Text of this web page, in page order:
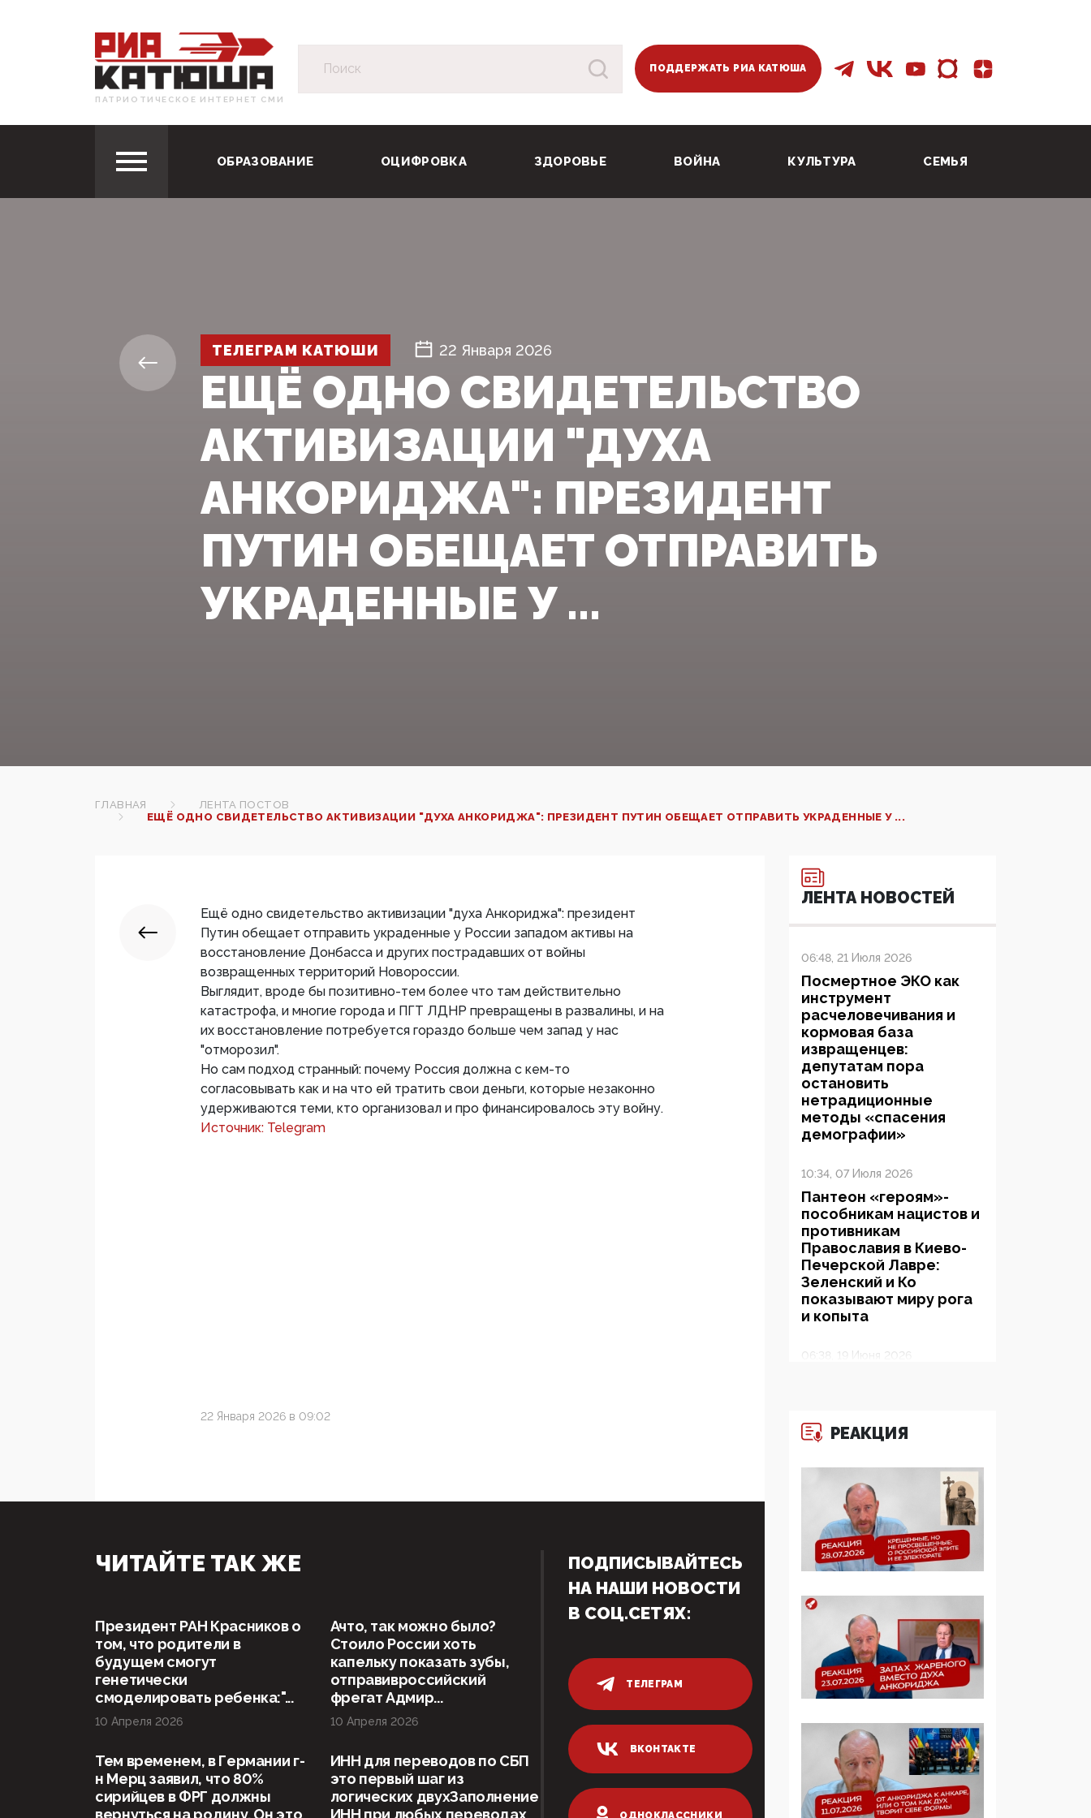
ПАТРИОТИЧЕСКОЕ ИНТЕРНЕТ СМИ
ПОДДЕРЖАТЬ РИА КАТЮША
ОБРАЗОВАНИЕ ОЦИФРОВКА ЗДОРОВЬЕ ВОЙНА КУЛЬТУРА СЕМЬЯ
ТЕЛЕГРАМ КАТЮШИ 22 Января 2026
ЕЩЁ ОДНО СВИДЕТЕЛЬСТВО
АКТИВИЗАЦИИ "ДУХА
АНКОРИДЖА": ПРЕЗИДЕНТ
ПУТИН ОБЕЩАЕТ ОТПРАВИТЬ
УКРАДЕННЫЕ У ...
ГЛАВНАЯ
ЛЕНТА ПОСТОВ
ЕЩЁ ОДНО СВИДЕТЕЛЬСТВО АКТИВИЗАЦИИ "ДУХА АНКОРИДЖА": ПРЕЗИДЕНТ ПУТИН ОБЕЩАЕТ ОТПРАВИТЬ УКРАДЕННЫЕ У ...
Ещё одно свидетельство активизации "духа Анкориджа": президент
Путин обещает отправить украденные у России западом активы на
восстановление Донбасса и других пострадавших от войны
возвращенных территорий Новороссии.
Выглядит, вроде бы позитивно-тем более что там действительно
катастрофа, и многие города и ПГТ ЛДНР превращены в развалины, и на
их восстановление потребуется гораздо больше чем запад у нас
"отморозил".
Но сам подход странный: почему Россия должна с кем-то
согласовывать как и на что ей тратить свои деньги, которые незаконно
удерживаются теми, кто организовал и про финансировалось эту войну.
Источник: Telegram
22 Января 2026 в 09:02
ЛЕНТА НОВОСТЕЙ
06:48, 21 Июля 2026
Посмертное ЭКО как
инструмент
расчеловечивания и
кормовая база
извращенцев:
депутатам пора
остановить
нетрадиционные
методы «спасения
демографии»
10:34, 07 Июля 2026
Пантеон «героям»-
пособникам нацистов и
противникам
Православия в Киево-
Печерской Лавре:
Зеленский и Ко
показывают миру рога
и копыта
06:38, 19 Июня 2026
опекуны получают из
бюджета в 100 раз
больше, чем кровные
многодетные семьи
05:00, 13 Июня 2026
Разбор учебника
Обществознания под
суверенитет,
традиционные
ценности и немного
двоемыслия
11:53, 09 Июня 2026
увидела
экстремистскую
деятельность ИИТО
ЮНЕСКО в России, но
цифроглобалисты
продолжают
РЕАКЦИЯ
ЧИТАЙТЕ ТАК ЖЕ
Президент РАН Красников о
том, что родители в
будущем смогут
генетически
смоделировать ребенка:"...
10 Апреля 2026
Ачто, так можно было?
Стоило России хоть
капельку показать зубы,
отправивроссийский
фрегат Адмир...
10 Апреля 2026
Тем временем, в Германии г-
н Мерц заявил, что 80%
сирийцев в ФРГ должны
вернуться на родину. Он это
ИНН для переводов по СБП
это первый шаг из
логических двухЗаполнение
ИНН при любых переводах
ПОДПИСЫВАЙТЕСЬ
НА НАШИ НОВОСТИ
В СОЦ.СЕТЯХ:
ТЕЛЕГРАМ
ВКОНТАКТЕ
ОДНОКЛАССНИКИ